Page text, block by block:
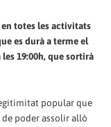
en totes les activitats
es durà a terme el
19:00h, que sortirà
popular que
poder assolir allò